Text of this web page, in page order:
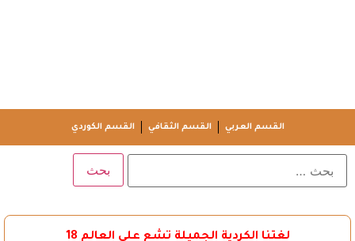
القسم العربي القسم الثقافي القسم الكوردي
لغتنا الكردية الجميلة تشع على العالم 18